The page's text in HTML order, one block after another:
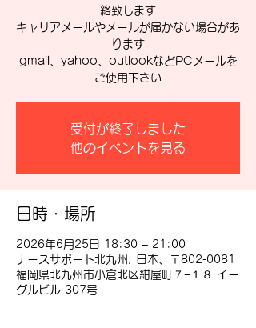
絡致します
キャリアメールやメールが届かない場合があ
ります
gmail、yahoo、outlookなどPCメールを
ご使用下さい
受付が終了しました
他のイベントを見る
日時・場所
2026年6月25日 18:30 – 21:00
ナースサポート北九州, 日本、〒802-0081
福岡県北九州市小倉北区紺屋町７−１８ イー
グルビル 307号